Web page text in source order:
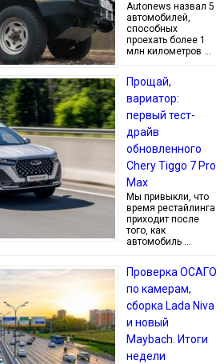
Autonews назвал 5
автомобилей,
способных
проехать более 1
млн километров …
Прощай,
вариатор:
первый тест-
драйв
обновленного
Chery Tiggo 7 Pro
Max
Мы привыкли, что
время рестайлинга
приходит после
того, как
автомобиль …
Проверка ОСАГО
по камерам,
сборка Lada Niva
и новый
Maybach. Итоги
недели